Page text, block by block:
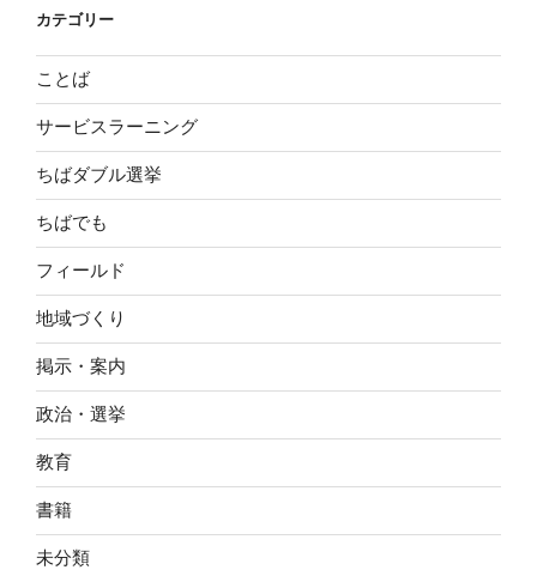
カテゴリー
ことば
サービスラーニング
ちばダブル選挙
ちばでも
フィールド
地域づくり
掲示・案内
政治・選挙
教育
書籍
未分類